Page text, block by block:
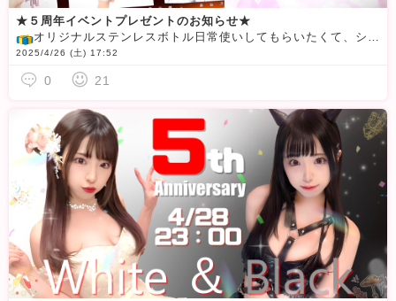
★５周年イベントプレゼントのお知らせ★
オリジナルステンレスボトル日常使いしてもらいたくて、シンプルデザインにしてみました♪
2025/4/26 (土) 17:52
0 21